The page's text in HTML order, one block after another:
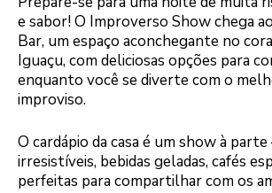
e sabor! O Improverso Show chega
Bar, um espaço aconchegante no
Iguaçu, com deliciosas opções para
enquanto você se diverte com o
improviso.
O cardápio da casa é um show à
irresistíveis, bebidas geladas, cafés
perfeitas para compartilhar com os